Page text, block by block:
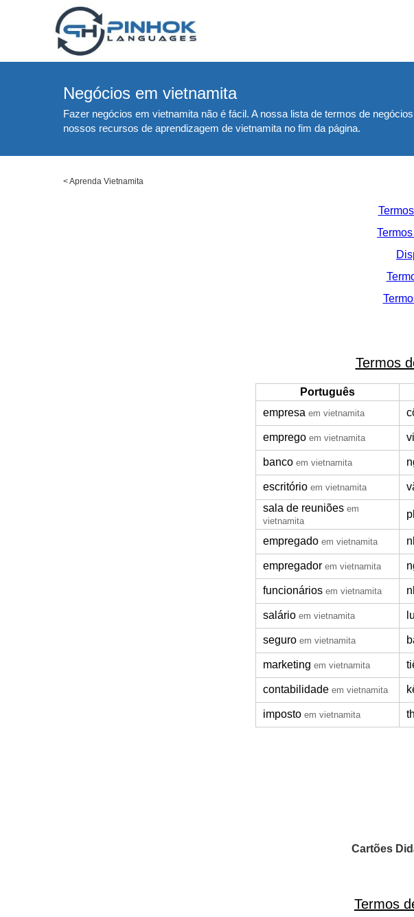
Negócios em vietnamita
Fazer negócios em vietnamita não é fácil. A nossa lista de termos de
nossos recursos de aprendizagem de vietnamita no fim da página.
<Aprenda Vietnamita
Termos
Português
empresa em vietnamita
emprego em vietnamita
banco em vietnamita
escritório em vietnamita
sala de reuniões em
vietnamita
empregado em vietnamita
empregador em vietnamita
funcionários em vietnamita
salário em vietnamita
seguro em vietnamita
marketing em vietnamita
contabilidade em vietnamita
imposto em vietnamita
Cartões
Termos